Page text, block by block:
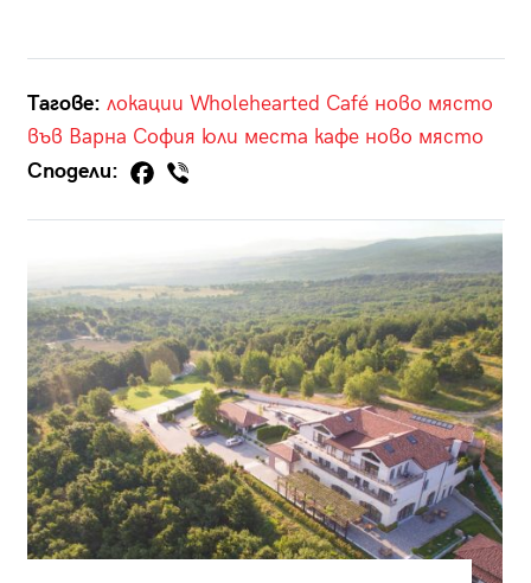
Тагове: локации Wholehearted Café ново място
във Варна София юли места кафе ново място
Сподели: